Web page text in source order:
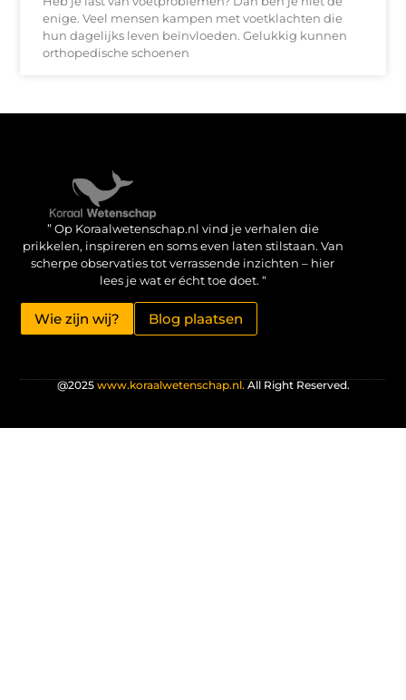
enige. Veel mensen kampen met voetklachten die
hun dagelijks leven beïnvloeden. Gelukkig kunnen
orthopedische schoenen
” Op Koraalwetenschap.nl vind je verhalen die
prikkelen, inspireren en soms even laten stilstaan. Van
scherpe observaties tot verrassende inzichten – hier
lees je wat er écht toe doet. “
Wie zijn wij? Blog plaatsen
@2025 www.koraalwetenschap.nl. All Right Reserved.